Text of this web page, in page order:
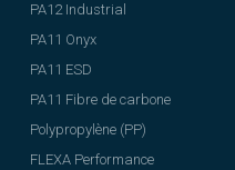
PA12 Industrial
PA11 Onyx
PA11 ESD
PA11 Fibre de carbone
Polypropylène (PP)
FLEXA Performance